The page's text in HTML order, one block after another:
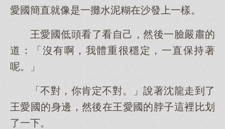
愛國簡直就像是一攤水泥糊在沙發上一樣。
王愛國低頭看了看自己，然後一臉嚴肅的
道：「沒有啊，我體重很穩定，一直保持著
呢。」
「不對，你肯定不對。」說著沈龍走到了
王愛國的身邊，然後在王愛國的脖子這裡比划
了一下。